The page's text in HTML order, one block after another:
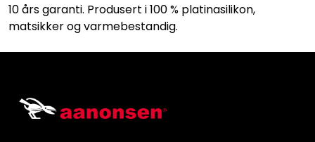
10 års garanti. Produsert i 100 % platinasilikon,
matsikker og varmebestandig.